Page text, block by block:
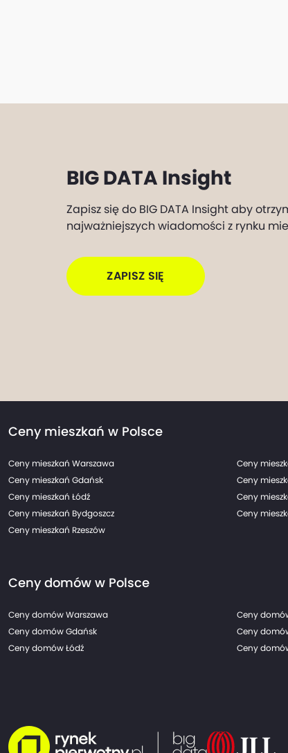
BIG DATA Insight
Zapisz się do BIG DATA Insight aby
najważniejszych wiadomości z rynku
ZAPISZ SIĘ
Ceny mieszkań w Polsce
Ceny mieszkań Warszawa Ceny
Ceny mieszkań Gdańsk
Ceny
Ceny mieszkań Łódź
Ceny
Ceny mieszkań Bydgoszcz
Ceny
Ceny mieszkań Rzeszów
Ceny domów w Polsce
Ceny domów Warszawa Ceny
Ceny domów Gdańsk
Ceny
Ceny domów Łódź
Ceny